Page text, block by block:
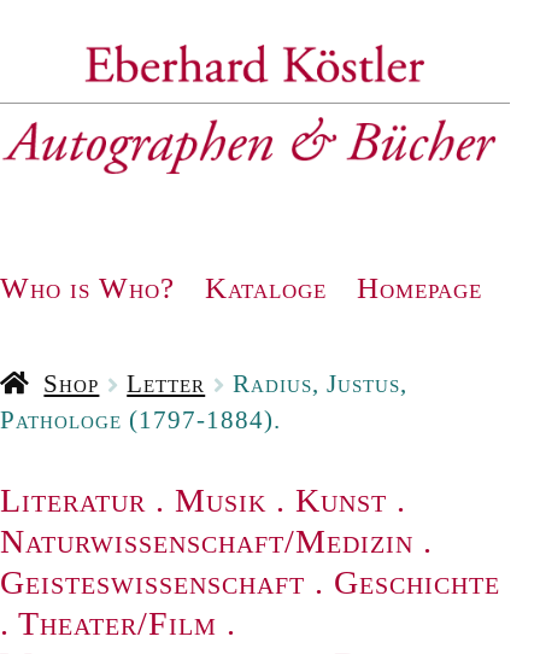
Navigation
Who is Who? Kataloge Homepage
Shop Letter
Radius, Justus,
Pathologe (1797-1884).
Literatur . Musik . Kunst .
Naturwissenschaft/Medizin .
Geisteswissenschaft . Geschichte
. Theater/Film .